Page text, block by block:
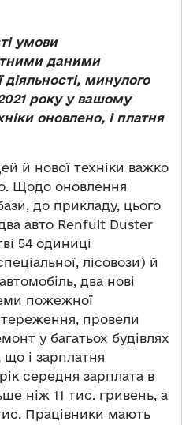
умови
даними
минулого
року у вашому
оновлено, і платня
й нової техніки важко
Щодо оновлення
до прикладу, цього
авто Renfult Duster
54 одиниці
лісовози) й
два нові
пожежної
провели
у багатьох будівлях
і зарплатня
середня зарплата в
ніж 11 тис. гривень, а
Працівники мають